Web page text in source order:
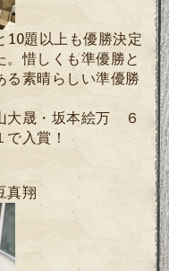
10題以上も優勝決定
惜しくも準優勝と
る素晴らしい準優勝
大晟・坂本絵万
６
入賞！
真翔